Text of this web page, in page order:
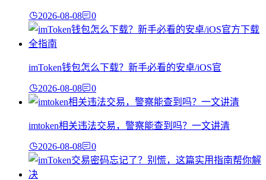
2026-08-08 0
imToken钱包怎么下载？新手必看的安卓/iOS官
2026-08-08 0
imtoken相关违法交易，警察能查到吗？一文讲清
2026-08-08 0